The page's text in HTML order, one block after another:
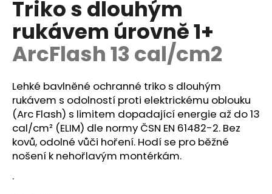
Triko s dlouhým
rukávem úrovně 1+
ArcFlash 13 cal/cm2
Lehké bavlněné ochranné triko s dlouhým
rukávem s odolností proti elektrickému oblouku
(Arc Flash) s limitem dopadající energie až do 13
cal/cm² (ELIM) dle normy ČSN EN 61482-2. Bez
kovů, odolné vůči hoření. Hodí se pro běžné
nošení k nehořlavým montérkám.
.
a
j
í
t
?
HLEDAT